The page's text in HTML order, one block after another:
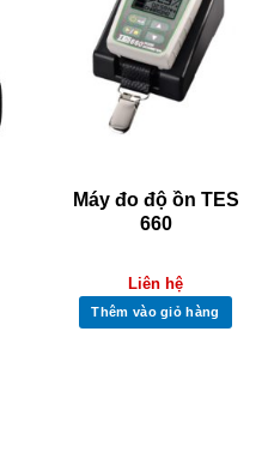
Máy đo độ ồn TES
660
Liên hệ
Thêm vào giỏ hàng